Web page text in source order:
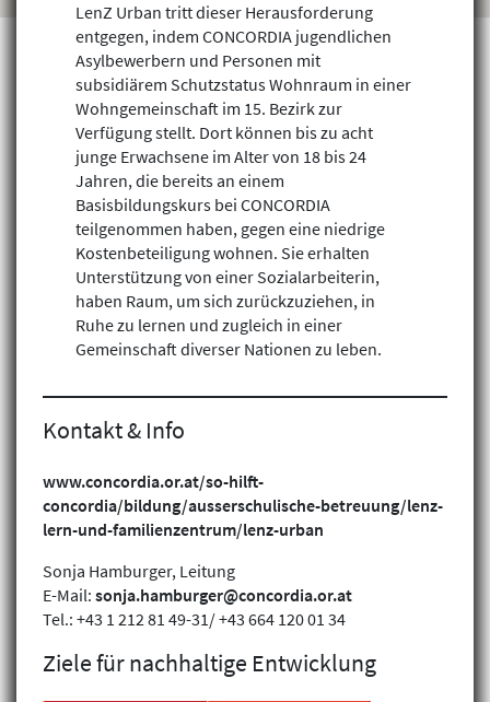
Projekte finden
LenZ Urban tritt dieser Herausforderung
entgegen, indem CONCORDIA jugendlichen
Asylbewerbern und Personen mit
subsidiärem Schutzstatus Wohnraum in einer
Wohngemeinschaft im 15. Bezirk zur
Verfügung stellt. Dort können bis zu acht
junge Erwachsene im Alter von 18 bis 24
Jahren, die bereits an einem
Basisbildungskurs bei CONCORDIA
teilgenommen haben, gegen eine niedrige
Kostenbeteiligung wohnen. Sie erhalten
Unterstützung von einer Sozialarbeiterin,
haben Raum, um sich zurückzuziehen, in
Ruhe zu lernen und zugleich in einer
Gemeinschaft diverser Nationen zu leben.
Kontakt & Info
www.concordia.or.at/so-hilft-
concordia/bildung/ausserschulische-betreuung/lenz-
lern-und-familienzentrum/lenz-urban
Sonja Hamburger, Leitung
E-Mail: sonja.hamburger@concordia.or.at
Tel.: +43 1 212 81 49-31/ +43 664 120 01 34
Ziele für nachhaltige Entwicklung